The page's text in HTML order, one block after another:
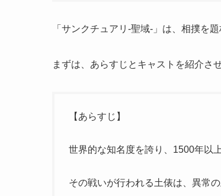
「サンクチュアリ-聖域-」は、相撲を
まずは、あらすじとキャストを紹介さ
【あらすじ】
世界的な知名度を誇り、1500年以
その戦いが行われる土俵は、異常